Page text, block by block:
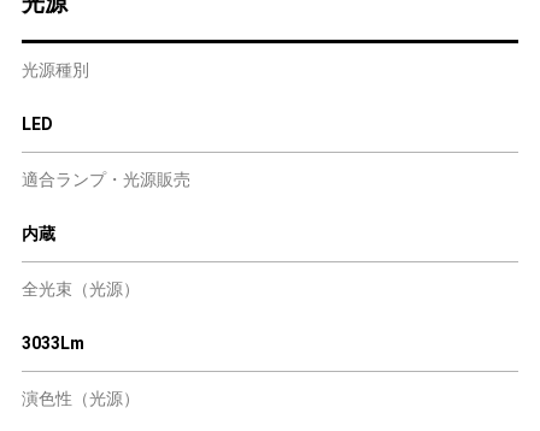
光源種別
LED
適合ランプ・光源販売
内蔵
全光束（光源）
3033Lm
演色性（光源）